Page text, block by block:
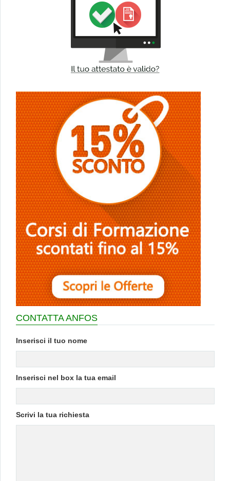
CONTATTA ANFOS
Inserisci il tuo nome
Inserisci nel box la tua email
Scrivi la tua richiesta